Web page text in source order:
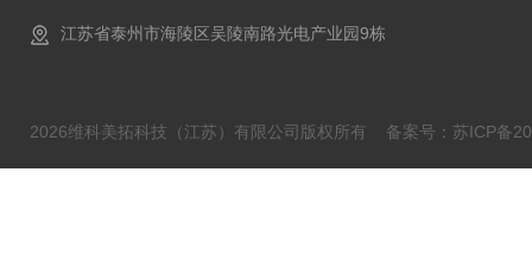
江苏省泰州市海陵区吴陵南路光电产业园9栋
2026维科美拓科技（江苏）有限公司版权所有 备案号：苏ICP备